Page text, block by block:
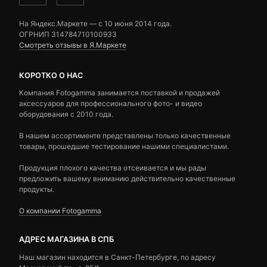
На Яндекс.Маркете — c 10 июня 2014 года.
ОГРНИП 314784710100933
Смотреть отзывы в Я.Маркете
КОРОТКО О НАС
Компания Fotogamma занимается поставкой и продажей
аксессуаров для профессионального фото- и видео
оборудования с 2010 года.
В нашем ассортименте представлены только качественные
товары, прошедшие тестирование нашими специалистами.
Продукция плохого качества отсеивается и мы рады
предложить вашему вниманию действительно качественные
продукты.
О компании Fotogamma
АДРЕС МАГАЗИНА В СПБ
Наш магазин находится в Санкт-Петербурге, по адресу